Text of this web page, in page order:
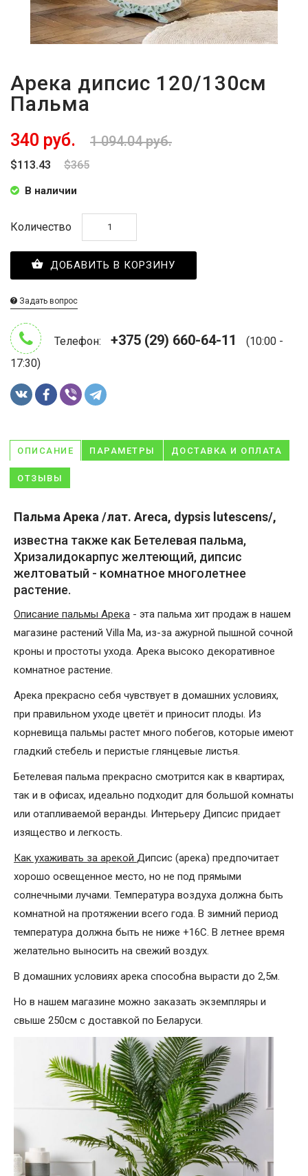
Арека дипсис 120/130см
Пальма
340 руб. 1 094.04 руб.
$113.43 $365
В наличии
Количество
ДОБАВИТЬ В КОРЗИНУ
Задать вопрос
Телефон: +375 (29) 660-64-11
(10:00 -
17:30)
ОПИСАНИЕ ПАРАМЕТРЫ ДОСТАВКА И ОПЛАТА
ОТЗЫВЫ
Пальма Арека /лат. Areca, dypsis lutescens/,
известна также как Бетелевая пальма,
Хризалидокарпус желтеющий, дипсис
желтоватый - комнатное многолетнее
растение.
Описание пальмы Арека - эта пальма хит продаж в нашем
магазине растений Villa Ma, из-за ажурной пышной сочной
кроны и простоты ухода. Арека высоко декоративное
комнатное растение.
Арека прекрасно себя чувствует в домашних условиях,
при правильном уходе цветёт и приносит плоды. Из
корневища пальмы растет много побегов, которые имеют
гладкий стебель и перистые глянцевые листья.
Бетелевая пальма прекрасно смотрится как в квартирах,
так и в офисах, идеально подходит для большой комнаты
или отапливаемой веранды. Интерьеру Дипсис придает
изящество и легкость.
Как ухаживать за арекой Дипсис (арека) предпочитает
хорошо освещенное место, но не под прямыми
солнечными лучами. Температура воздуха должна быть
комнатной на протяжении всего года. В зимний период
температура должна быть не ниже +16С. В летнее время
желательно выносить на свежий воздух.
В домашних условиях арека способна вырасти до 2,5м.
Но в нашем магазине можно заказать экземпляры и
свыше 250см с доставкой по Беларуси.